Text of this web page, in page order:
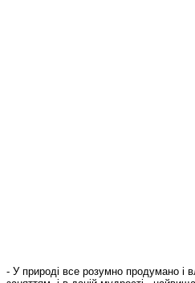
- У природі все розумно продумано і